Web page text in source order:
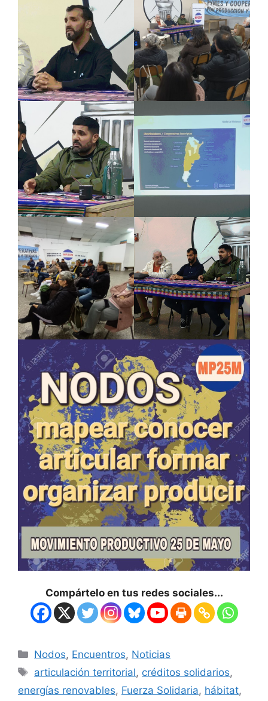
Compártelo en tus redes sociales...
Nodos, Encuentros, Noticias
articulación territorial, créditos solidarios,
energías renovables, Fuerza Solidaria, hábitat,